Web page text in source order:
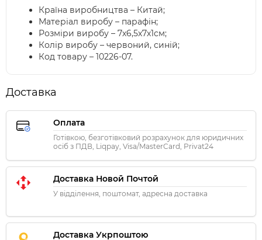
Країна виробництва – Китай;
Матеріал виробу – парафін;
Розміри виробу – 7х6,5х7х1см;
Колір виробу – червоний, синій;
Код товару – 10226-07.
Доставка
Оплата
Готівкою, безготівковий розрахунок для юридичних
осіб з ПДВ, Liqpay, Visa/MasterCard, Privat24
Доставка Новой Почтой
У відділення, поштомат, адресна доставка
Доставка Укрпоштою